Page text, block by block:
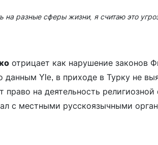
на разные сферы жизни, я считаю это
отрицает как нарушение законов
Yle, в приходе в Турку не
право на деятельность
с местными русскоязычными